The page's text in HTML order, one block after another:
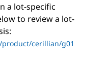
a lot-specific
to review a lot-
cerillian/g01